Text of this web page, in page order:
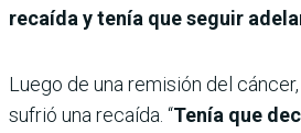
recaída y tenía que seguir
Luego de una remisión del
sufrió una recaída. “Tenía que